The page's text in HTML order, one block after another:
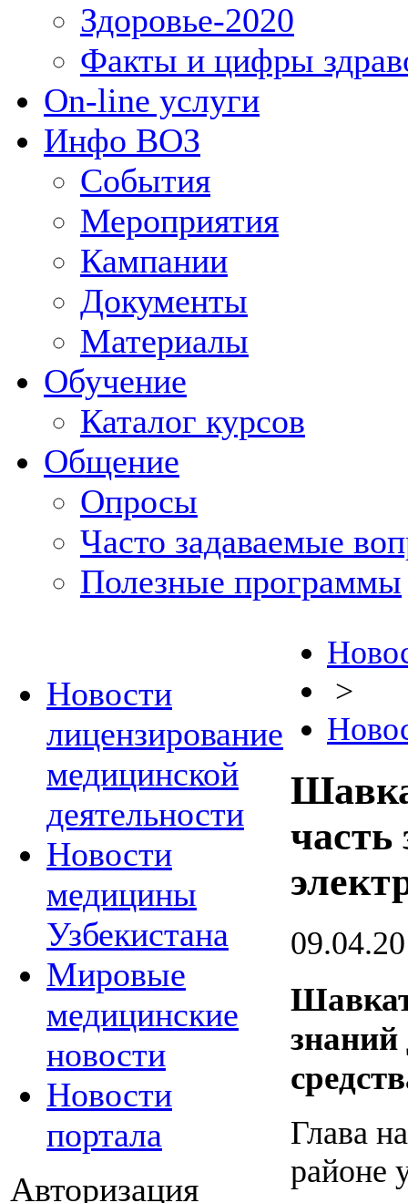
Здоровье-2020
Факты и цифры
On-line услуги
Инфо ВОЗ
События
Мероприятия
Кампании
Документы
Материалы
Обучение
Каталог курсов
Общение
Опросы
Часто задаваемые
Полезные программы
Новости
лицензирование
медицинской
деятельности
Новости
медицины
Узбекистана
Мировые
медицинские
новости
Новости
портала
Авторизация
>
часть
Глава
районе